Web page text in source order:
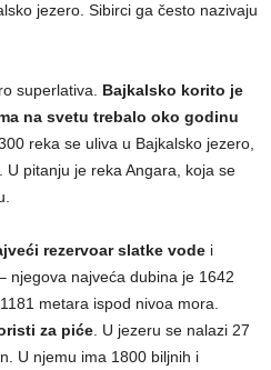
jezero. Sibirci ga često nazivaju
superlativa. Bajkalsko korito je
na svetu trebalo oko godinu
300 reka se uliva u Bajkalsko jezero,
pitanju je reka Angara, koja se
rezervoar slatke vode i
njegova najveća dubina je 1642
metara ispod nivoa mora.
za piće . U jezeru se nalazi 27
U njemu ima 1800 biljnih i